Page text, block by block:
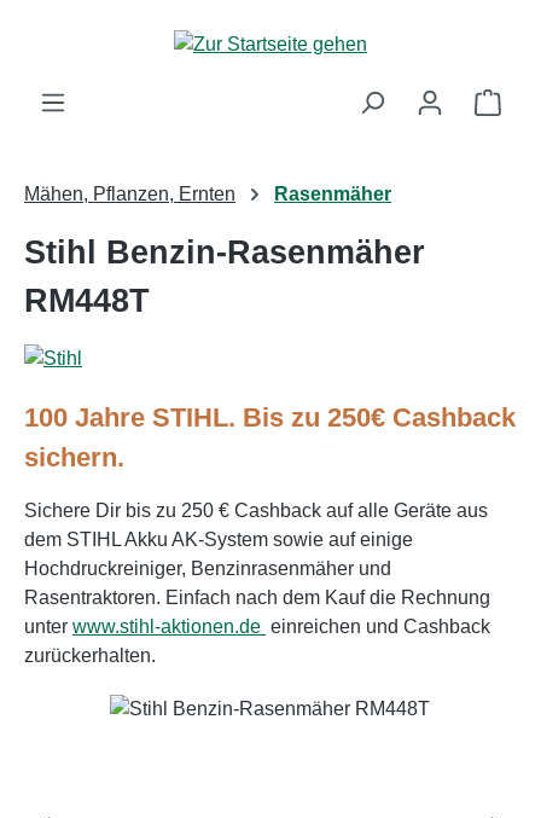
Zum Hauptinhalt springen
Mähen, Pflanzen, Ernten Rasenmäher
Stihl Benzin-Rasenmäher
RM448T
100 Jahre STIHL. Bis zu 250€ Cashback
sichern.
Sichere Dir bis zu 250 € Cashback auf alle Geräte aus
dem STIHL Akku AK-System sowie auf einige
Hochdruckreiniger, Benzinrasenmäher und
Rasentraktoren. Einfach nach dem Kauf die Rechnung
unter www.stihl-aktionen.de einreichen und Cashback
zurückerhalten.
Bildergalerie überspringen